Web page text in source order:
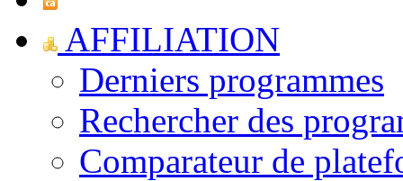
AFFILIATION
Derniers programmes
Rechercher des
Comparateur de